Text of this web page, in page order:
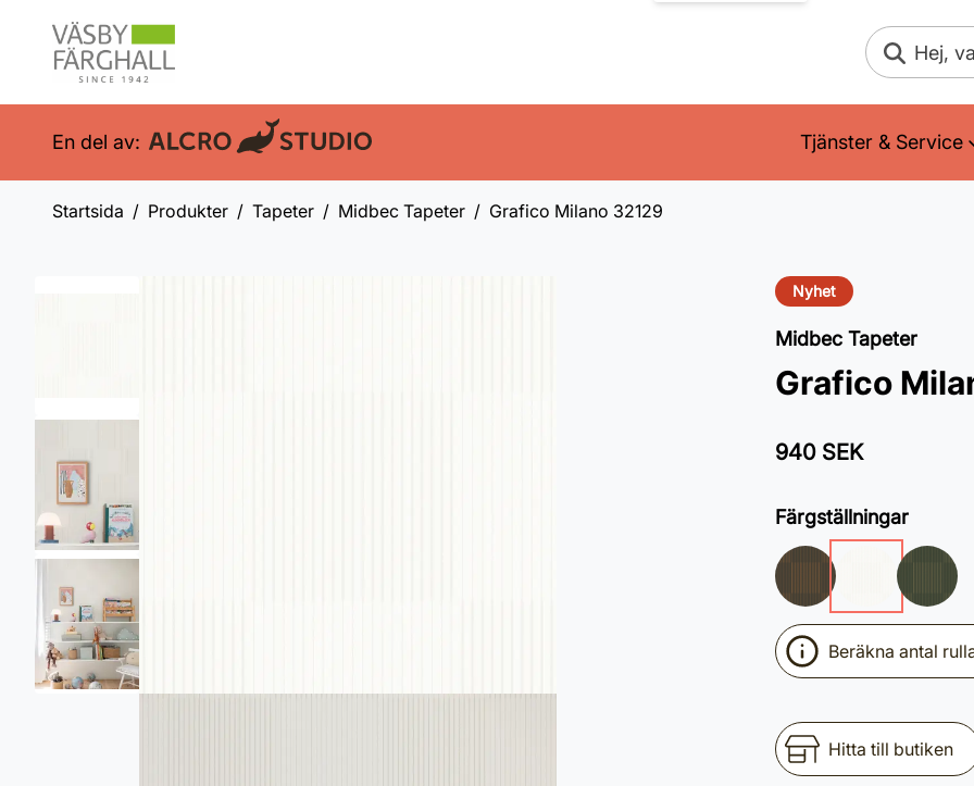
Sök
En del av: Tjänster & Service
Startsida Produkter Tapeter Midbec Tapeter Grafico Milano 32129
Nyhet
Midbec Tapeter
Grafico
940 SEK
Färgställningar
Beräkna antal
Hitta till butiken